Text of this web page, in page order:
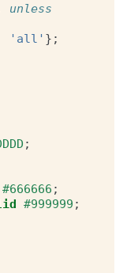
unless
'all' };
;
#666666 ;
#999999 ;